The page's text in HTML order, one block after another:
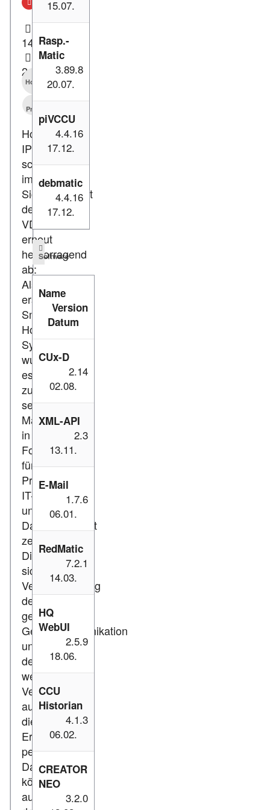
14.11.2022
2.300
Homematic
Presse
Homematic
IP
schneidet
im
Sicherheitstest
des
VDE
erneut
hervorragend
ab:
Als
erstes
Smart-
Home-
System
wurde
es
zum
sechsten
Mal
in
Folge
für
Protokoll-,
IT-
und
Datensicherheit
zertifiziert.
Die
sichere
Verschlüsselung
der
gesamten
Gerätekommunikation
und
der
weitgehende
Verzicht
auf
die
Erhebung
persönlicher
Daten
können
auf
15.07.
Rasp.-
Matic
3.89.8
20.07.
piVCCU
4.4.16
17.12.
debmatic
4.4.16
17.12.
Software
Name
Version
Datum
CUx-D
2.14
02.08.
XML-API
2.3
13.11.
E-Mail
1.7.6
06.01.
RedMatic
7.2.1
14.03.
HQ
WebUI
2.5.9
18.06.
CCU
Historian
4.1.3
06.02.
CREATOR
NEO
3.2.0